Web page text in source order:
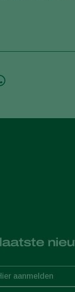
aanmelden